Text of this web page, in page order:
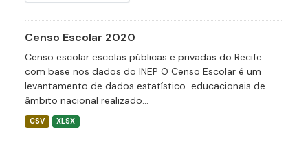
Censo Escolar 2020
Censo escolar escolas públicas e privadas do Recife
com base nos dados do INEP O Censo Escolar é um
levantamento de dados estatístico-educacionais de
âmbito nacional realizado...
CSV XLSX